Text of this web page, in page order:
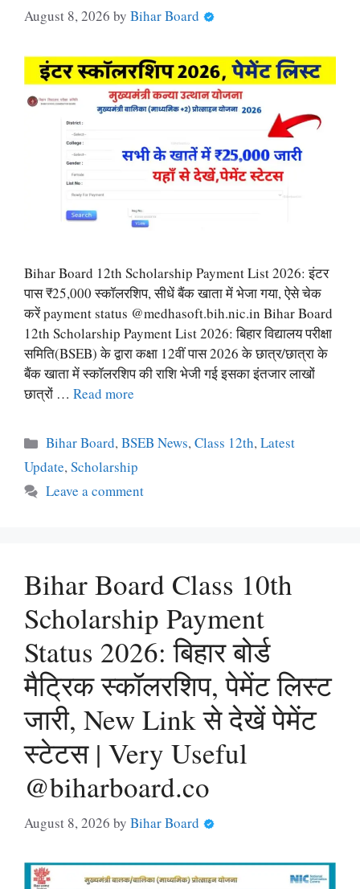
August 8, 2026 by Bihar Board
Bihar Board 12th Scholarship Payment List 2026: इंटर
पास ₹25,000 स्कॉलरशिप, सीधें बैंक खाता में भेजा गया, ऐसे चेक
करें payment status @medhasoft.bih.nic.in Bihar Board
12th Scholarship Payment List 2026: बिहार विद्यालय परीक्षा
समिति(BSEB) के द्वारा कक्षा 12वीं पास 2026 के छात्र/छात्रा के
बैंक खाता में स्कॉलरशिप की राशि भेजी गई इसका इंतजार लाखों
छात्रों … Read more
Categories
Bihar Board,BSEB News,Class 12th,Latest
Update,Scholarship
Leave a comment
Bihar Board Class 10th
Scholarship Payment
Status 2026: बिहार बोर्ड
मैट्रिक स्कॉलरशिप, पेमेंट लिस्ट
जारी, New Link से देखें पेमेंट
स्टेटस | Very Useful
@biharboard.co
August 8, 2026 by Bihar Board